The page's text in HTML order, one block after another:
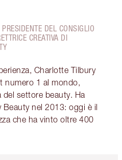
DEL CONSIGLIO
CREATIVA DI
Charlotte Tilbury
numero 1 al mondo,
settore beauty. Ha
nel 2013: oggi è il
che ha vinto oltre 400